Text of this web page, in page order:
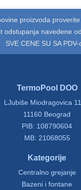
proizvoda
odstupanja navedene
SVE CENE SU SA PDV-
TermoPool DOO
LJubiše Miodragovica
11160 Beograd
PIB: 108790604
MB: 21068055
Kategorije
Centralno grejanje
Bazeni i fontane